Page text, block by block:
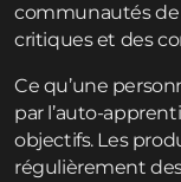
communautés
critiques et des
Ce qu’une
par l’auto-
objectifs. Les
régulièrement